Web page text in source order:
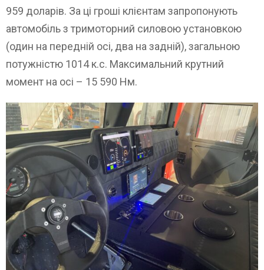
959 доларів. За ці гроші клієнтам запропонують
автомобіль з тримоторний силовою установкою
(один на передній осі, два на задній), загальною
потужністю 1014 к.с. Максимальний крутний
момент на осі – 15 590 Нм.